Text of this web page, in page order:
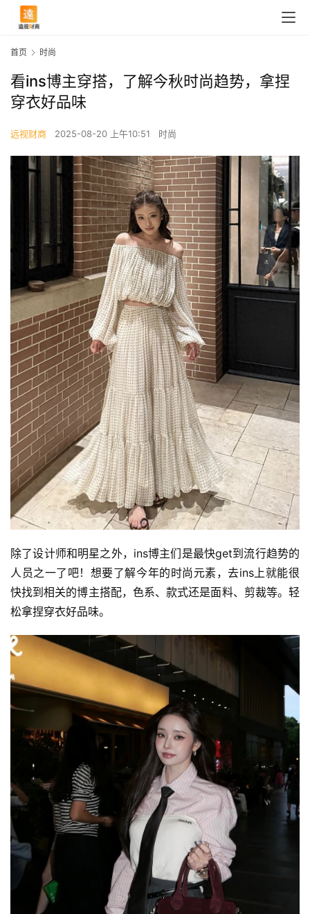
首页 时尚
看ins博主穿搭，了解今秋时尚趋势，拿捏
穿衣好品味
远视财商 2025-08-20 上午10:51 时尚
除了设计师和明星之外，ins博主们是最快get到流行趋势的
人员之一了吧！想要了解今年的时尚元素，去ins上就能很
快找到相关的博主搭配，色系、款式还是面料、剪裁等。轻
松拿捏穿衣好品味。